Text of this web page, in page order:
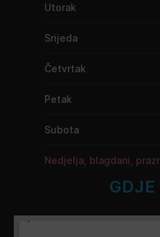
Utorak
Srijeda
Četvrtak
Petak
Subota
Nedjelja, blagdani,